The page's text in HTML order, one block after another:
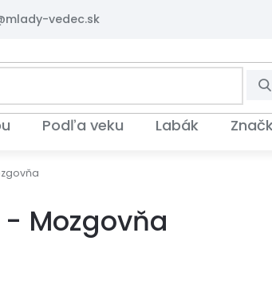
vedec.sk
Podľa veku Labák
Mozgovňa